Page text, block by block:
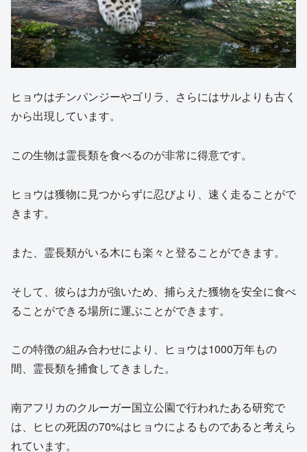
ヒョウはチンパンジーやゴリラ、さらにはサルよりも古く
から出現しています。
この生物は霊長類を食べるのが非常に得意です。
ヒョウは獲物に見つからずに忍びより、速く走ることがで
きます。
また、霊長類がいる木にも楽々と登ることができます。
そして、彼らは力が強いため、捕らえた獲物を安全に食べ
ることができる場所に運ぶことができます。
この特徴の組み合わせにより、ヒョウは1000万年もの
間、霊長類を捕食してきました。
南アフリカのクルーガー国立公園で行われたある研究で
は、ヒヒの死因の70%はヒョウによるものであると考えら
れています。